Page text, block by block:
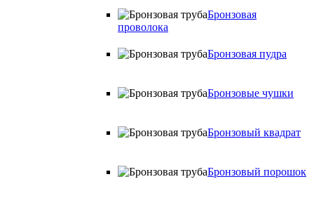
Бронзовая
проволока
Бронзовая пудра
Бронзовые чушки
Бронзовый квадрат
Бронзовый порошок